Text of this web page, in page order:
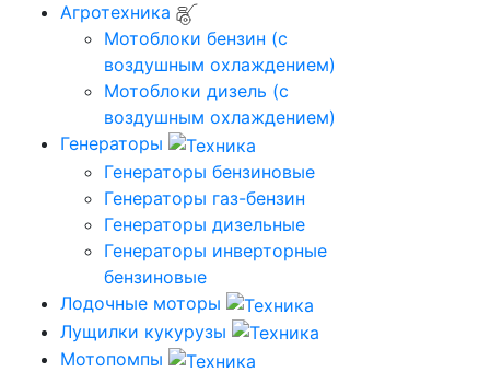
Агротехника
Мотоблоки бензин (с
воздушным охлаждением)
Мотоблоки дизель (с
воздушным охлаждением)
Генераторы
Генераторы бензиновые
Генераторы газ-бензин
Генераторы дизельные
Генераторы инверторные
бензиновые
Лодочные моторы
Лущилки кукурузы
Мотопомпы